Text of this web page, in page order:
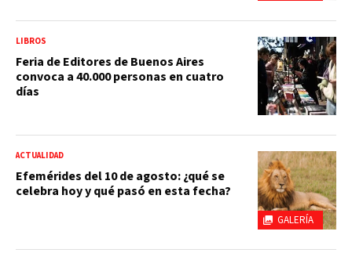
LIBROS
Feria de Editores de Buenos Aires
convoca a 40.000 personas en cuatro
días
GALERÍA
ACTUALIDAD
Efemérides del 10 de agosto: ¿qué se
celebra hoy y qué pasó en esta fecha?